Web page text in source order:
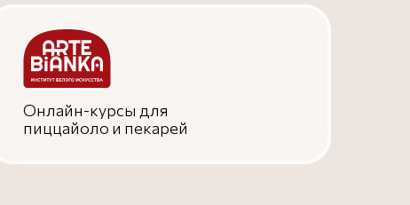
Онлайн-курсы для
пиццайоло и пекарей